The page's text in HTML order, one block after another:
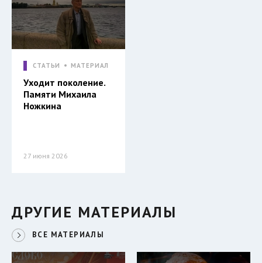
СТАТЬИ МАТЕРИАЛ
Уходит поколение.
Памяти Михаила
Ножкина
27 июня 2026
ДРУГИЕ МАТЕРИАЛЫ
ВСЕ МАТЕРИАЛЫ